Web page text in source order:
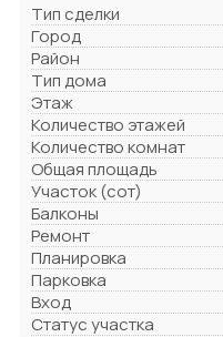
Тип сделки
Город
Район
Тип дома
Этаж
Количество этажей
Количество комнат
Общая площадь
Участок (сот)
Балконы
Ремонт
Планировка
Парковка
Вход
Статус участка